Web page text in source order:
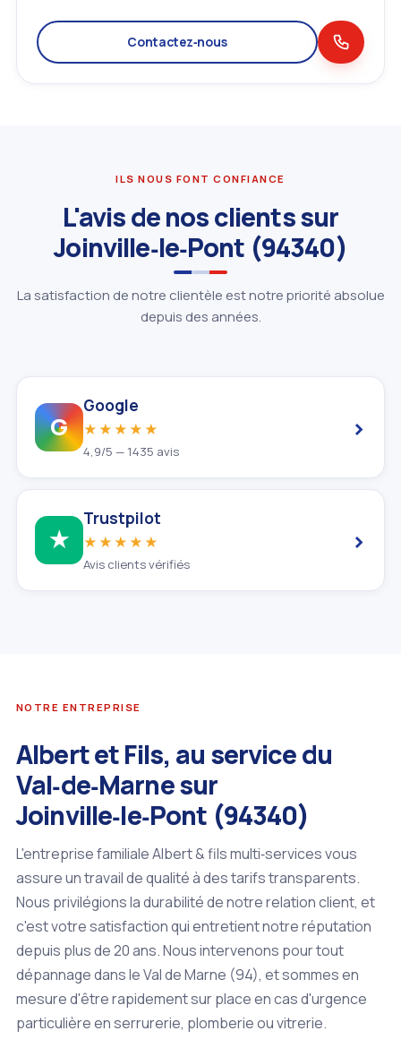
Contactez‑nous
ILS NOUS FONT CONFIANCE
L'avis de nos clients sur
Joinville‑le‑Pont (94340)
La satisfaction de notre clientèle est notre priorité absolue
depuis des années.
G
Google
★★★★★
4,9/5 — 1435 avis
›
★
Trustpilot
★★★★★
Avis clients vérifiés
›
NOTRE ENTREPRISE
Albert et Fils, au service du
Val‑de‑Marne sur
Joinville‑le‑Pont (94340)
L'entreprise familiale Albert & fils multi‑services vous
assure un travail de qualité à des tarifs transparents.
Nous privilégions la durabilité de notre relation client, et
c'est votre satisfaction qui entretient notre réputation
depuis plus de 20 ans. Nous intervenons pour tout
dépannage dans le Val de Marne (94), et sommes en
mesure d'être rapidement sur place en cas d'urgence
particulière en serrurerie, plomberie ou vitrerie.